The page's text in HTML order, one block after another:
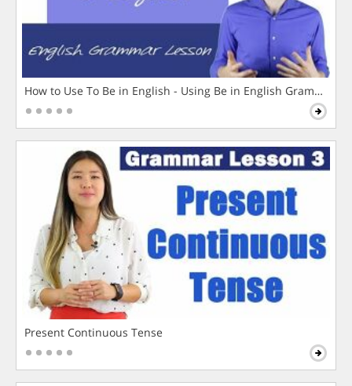
How to Use To Be in English - Using Be in English Grammar
Present Continuous Tense